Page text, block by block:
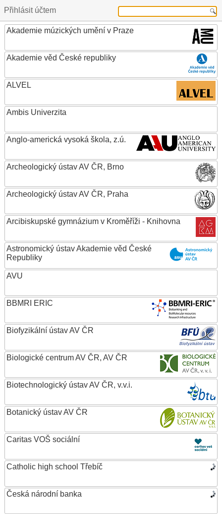
Přihlásit účtem
Akademie múzických umění v Praze
Akademie věd České republiky
ALVEL
Ambis Univerzita
Anglo-americká vysoká škola, z.ú.
Archeologický ústav AV ČR, Brno
Archeologický ústav AV ČR, Praha
Arcibiskupské gymnázium v Kroměříži - Knihovna
Astronomický ústav Akademie věd České
Republiky
AVU
BBMRI ERIC
Biofyzikální ústav AV ČR
Biologické centrum AV ČR, AV ČR
Biotechnologický ústav AV ČR, v.v.i.
Botanický ústav AV ČR
Caritas VOŠ sociální
Catholic high school Třebíč
Česká národní banka